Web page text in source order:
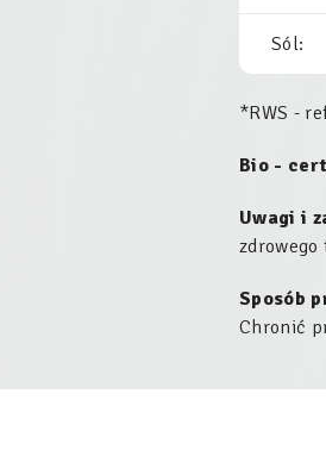
Sól:
*RWS -
Bio -
Uwagi i
zdrowego
Sposób
Chronić